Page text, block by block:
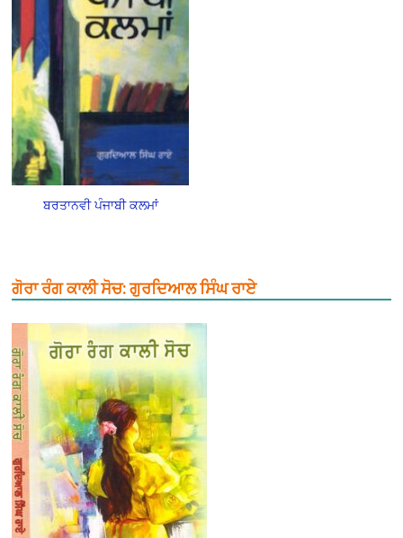
ਬਰਤਾਨਵੀ ਪੰਜਾਬੀ ਕਲਮਾਂ
ਗੋਰਾ ਰੰਗ ਕਾਲੀ ਸੋਚ: ਗੁਰਦਿਆਲ ਸਿੰਘ ਰਾਏ